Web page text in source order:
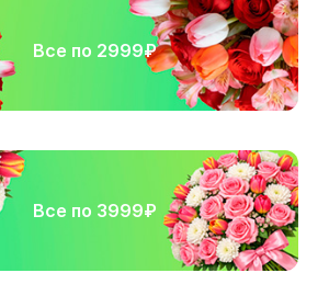
Все по 2999₽
Все по 3999₽